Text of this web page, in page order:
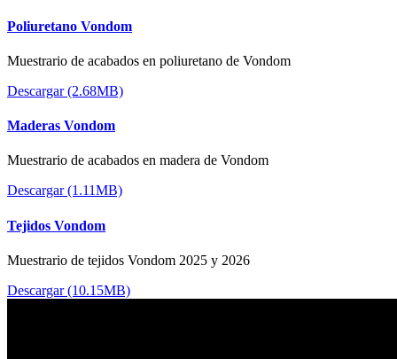
Poliuretano Vondom
Muestrario de acabados en poliuretano de Vondom
Descargar (2.68MB)
Maderas Vondom
Muestrario de acabados en madera de Vondom
Descargar (1.11MB)
Tejidos Vondom
Muestrario de tejidos Vondom 2025 y 2026
Descargar (10.15MB)